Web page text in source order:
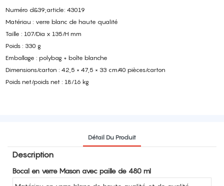
Numéro d&39;article: 43019
Matériau : verre blanc de haute qualité
Taille : 107/Dia x 135/H mm
Poids : 330 g
Emballage : polybag + boîte blanche
Dimensions/carton : 42,5 × 47,5 × 33 cm/40 pièces/carton
Poids net/poids net : 18/16 kg
Détail Du Produit
Description
Bocal en verre Mason avec paille de 480 ml